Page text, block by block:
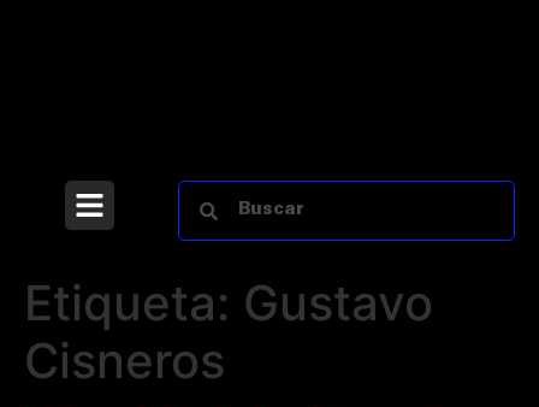
Etiqueta: Gustavo
Cisneros